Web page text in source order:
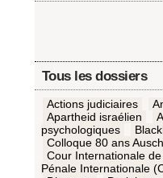
Tous les dossiers
Actions judiciaires
Apartheid israélien
psychologiques
Colloque 80 ans
Cour Internationale
Pénale Internationale